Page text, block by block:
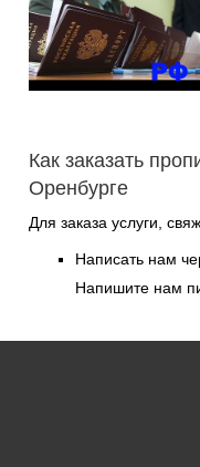
Как заказать
Оренбурге
Для заказа услуги,
Написать нам
Напишите нам